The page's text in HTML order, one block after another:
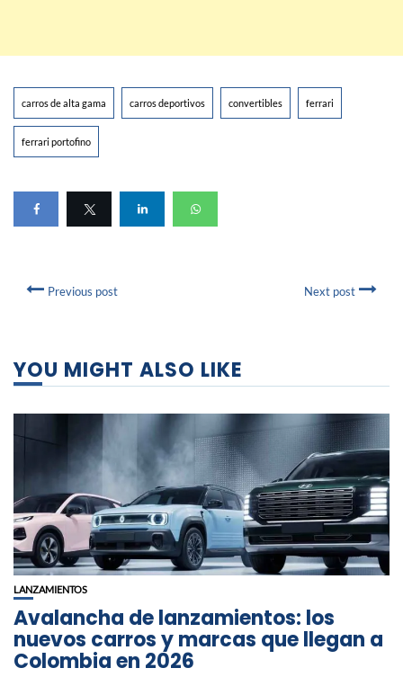
carros de alta gama carros deportivos convertibles ferrari
ferrari portofino
Previous post Next post
YOU MIGHT ALSO LIKE
LANZAMIENTOS
Avalancha de lanzamientos: los
nuevos carros y marcas que llegan a
Colombia en 2026